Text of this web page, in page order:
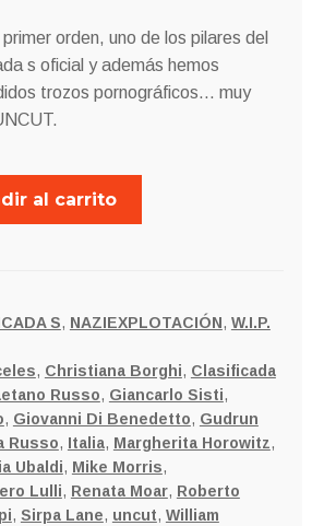
orden, uno de los pilares del
s oficial y además hemos
trozos pornográficos… muy
al carrito
S, NAZIEXPLOTACIÓN, W.I.P.
, Christiana Borghi, Clasificada
Russo, Giancarlo Sisti,
, Giovanni Di Benedetto, Gudrun
Russo, Italia, Margherita Horowitz,
Ubaldi, Mike Morris,
Lulli, Renata Moar, Roberto
, Sirpa Lane, uncut, William